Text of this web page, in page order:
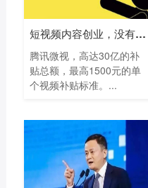
短视频内容创业，没有下半场
腾讯微视，高达30亿的补
贴总额，最高1500元的单
个视频补贴标准。...